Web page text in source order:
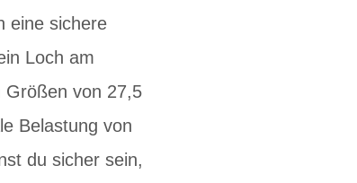
eine sichere
Loch am
Größen von 27,5
Belastung von
du sicher sein,